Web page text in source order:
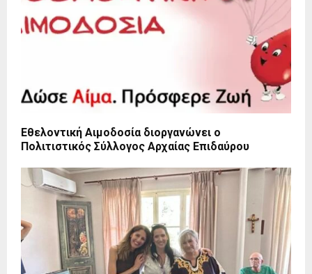
Εθελοντική Αιμοδοσία διοργανώνει ο
Πολιτιστικός Σύλλογος Αρχαίας Επιδαύρου